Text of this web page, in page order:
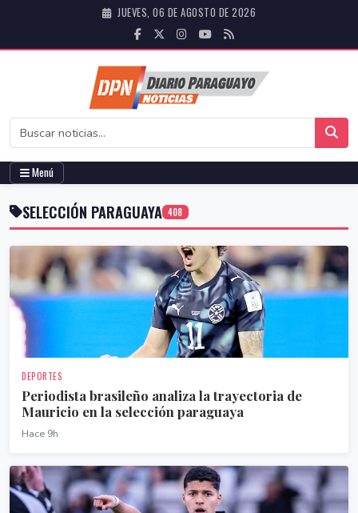
JUEVES, 06 DE AGOSTO DE 2026
Menú
SELECCIÓN PARAGUAYA 408
DEPORTES
Periodista brasileño analiza la trayectoria de
Mauricio en la selección paraguaya
Hace 9h